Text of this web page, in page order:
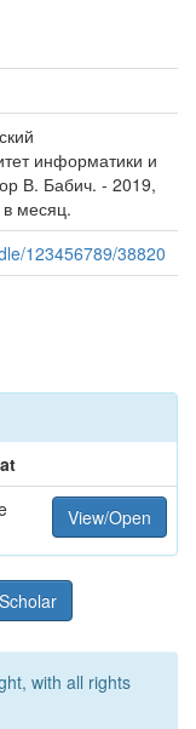
информатики и
В. Бабич. - 2019,
месяц.
123456789/38820
View/Open
with all rights